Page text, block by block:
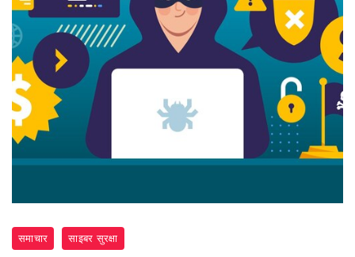
समाचार साइबर सुरक्षा